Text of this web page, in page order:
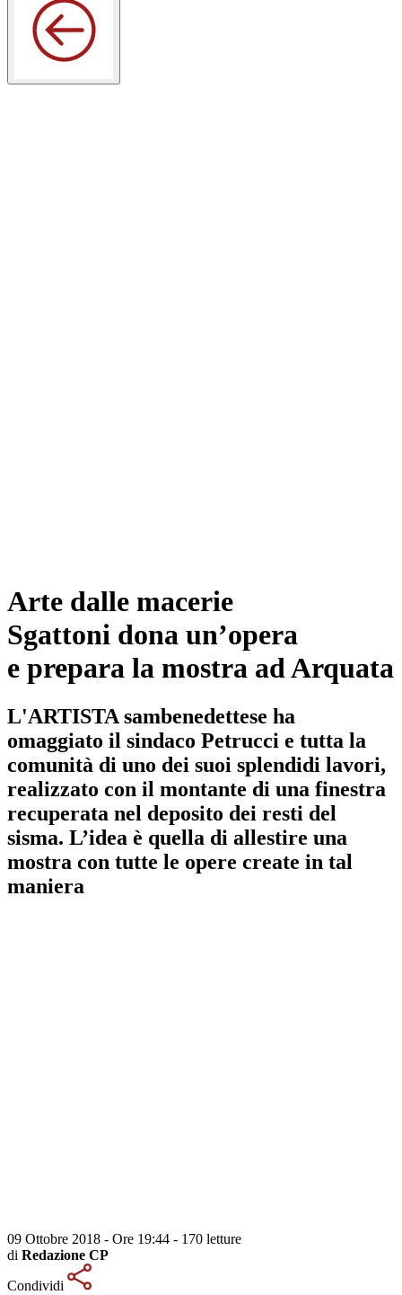
Arte dalle macerie
Sgattoni dona un’opera
e prepara la mostra ad Arquata
L'ARTISTA sambenedettese ha
omaggiato il sindaco Petrucci e tutta la
comunità di uno dei suoi splendidi lavori,
realizzato con il montante di una finestra
recuperata nel deposito dei resti del
sisma. L’idea è quella di allestire una
mostra con tutte le opere create in tal
maniera
09 Ottobre 2018 - Ore 19:44 - 170 letture
di Redazione CP
Condividi